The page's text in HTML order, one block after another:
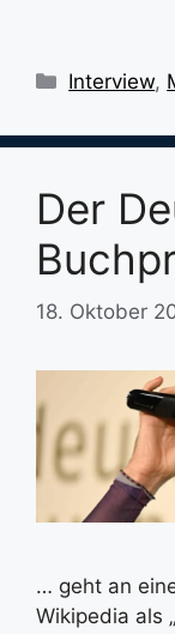
Kategorien
Interview,
Der
18. Oktober
… geht an
Wikipedia als